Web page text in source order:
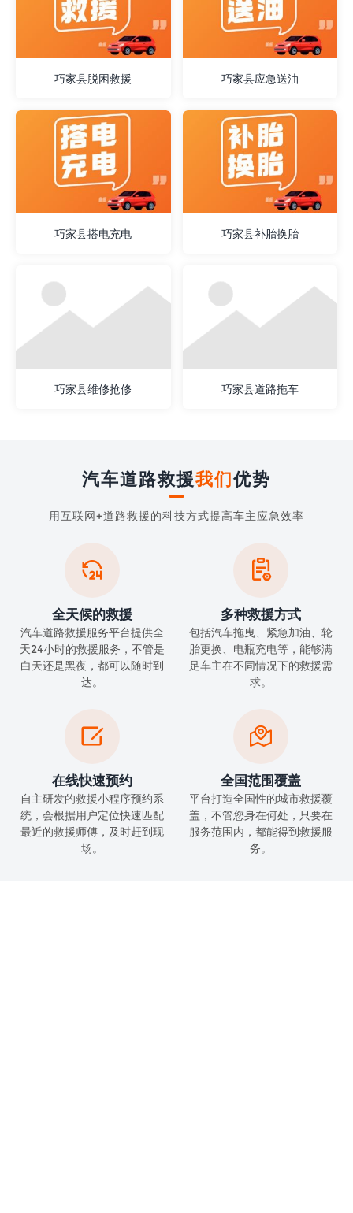
巧家县脱困救援 巧家县应急送油
巧家县搭电充电 巧家县补胎换胎
巧家县维修抢修 巧家县道路拖车
汽车道路救援我们优势
用互联网+道路救援的科技方式提高车主应急效率

全天候的救援
汽车道路救援服务平台提供全
天24小时的救援服务，不管是
白天还是黑夜，都可以随时到
达。

多种救援方式
包括汽车拖曳、紧急加油、轮
胎更换、电瓶充电等，能够满
足车主在不同情况下的救援需
求。

在线快速预约
自主研发的救援小程序预约系
统，会根据用户定位快速匹配
最近的救援师傅，及时赶到现
场。

全国范围覆盖
平台打造全国性的城市救援覆
盖，不管您身在何处，只要在
服务范围内，都能得到救援服
务。